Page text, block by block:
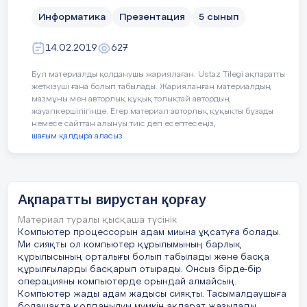
Вируска қарсы антивирустардың жіктелуі
ревизорлар Доктор - программалар Ревизор -
программалар Вакцина - программалар
15 слайд
программалар
ESET NOD32 программасы
17 слайд
18 слайд
Вирусты тексеру терезесі Тексеру аяқталған соң
ОК батырмасын басамыз
19 слайд
Сабақ мақсаты: 1) Ақпаратты қорғау әдістерімен
оқушыларды таныстыру ; 2) Нақты құпия сөз
критерилерін қайталаңыз; 3) Файлдарға құпия
сөзді орнатуды үйрену.
5.4.2.2 ] : 5.4.2.2 құжатқа құпия сөз орнату
6 слайд
Пәнді сипаттайтын терминология Қазақ тілінде
На английском языке Қорғау S ecurity Құпия сөз
Password Архив Archive Файл File Пайдаланушы
User
Информатика Презентация 5 сынып
14.02.2019 627
Бұл материалды қолданушы жариялаған. Ustaz Tilegi ақпаратты
жеткізуші ғана болып табылады. Жарияланған материалдың
мазмұны мен авторлық құқық толықтай автордың
жауапкершілігінде. Егер материал авторлық құқықты бұзады
немесе сайттан алынуы тиіс деп есептесеңіз,
шағым қалдыра аласыз
Ақпаратты вирустан қорғау
Материал туралы қысқаша түсінік
Компьютер процессорын адам миына ұқсатуға болады.
Ми сияқты ол компьютер құрылымының барлық
құрылысының орталығы болып табылады және басқа
құрылғыларды басқарып отырады. Онсыз бірде-бір
операцияны компьютерде орындай алмайсың.
Компьютер жады адам жадысы сияқты. Тасымалдаушыға